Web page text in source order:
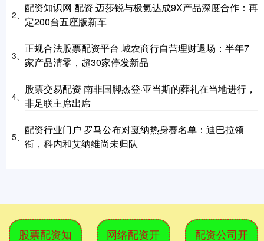
2、
配资知识网 配资 迈莎锐与极氪达成9X产品深度合作：再
定200台五座版新车
3、
正规合法股票配资平台 城农商行自营理财退场：半年7
家产品清零，超30家停发新品
4、
股票交易配资 南非国脚杰登·亚当斯的葬礼在当地进行，
非足联主席出席
5、
配资行业门户 罗马公布对戛纳热身赛名单：迪巴拉领
衔，科内和艾纳维尚未归队
股票配资知 网络配资开 配资公司开